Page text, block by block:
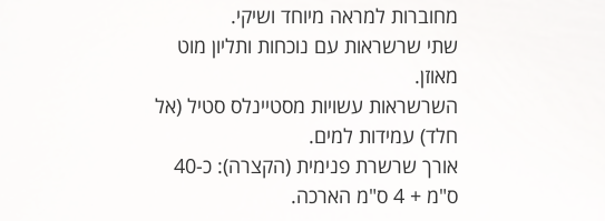
מחוברות למראה מיוחד ושיקי.
שתי שרשראות עם נוכחות ותליון מוט
מאוזן.
השרשראות עשויות מסטיינלס סטיל (אל
חלד) עמידות למים.
אורך שרשרת פנימית (הקצרה): כ-40
ס"מ + 4 ס"מ הארכה.